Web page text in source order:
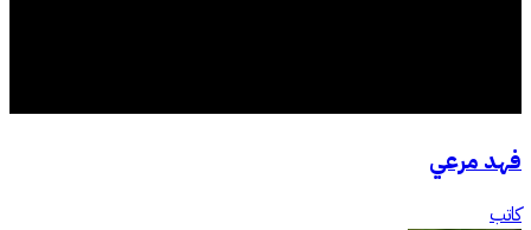
فهد مرعي
كاتب